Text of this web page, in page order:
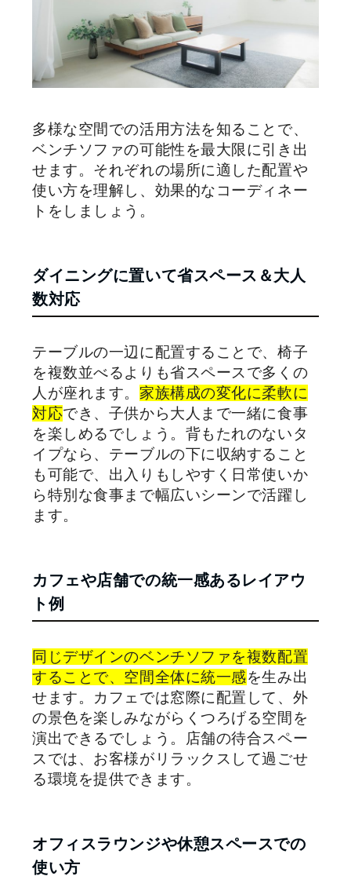
多様な空間での活用方法を知ることで、
ベンチソファの可能性を最大限に引き出
せます。それぞれの場所に適した配置や
使い方を理解し、効果的なコーディネー
トをしましょう。
ダイニングに置いて省スペース＆大人
数対応
テーブルの一辺に配置することで、椅子
を複数並べるよりも省スペースで多くの
人が座れます。 家族構成の変化に柔軟に
対応でき、子供から大人まで一緒に食事
を楽しめるでしょう。背もたれのないタ
イプなら、テーブルの下に収納すること
も可能で、出入りもしやすく日常使いか
ら特別な食事まで幅広いシーンで活躍し
ます。
カフェや店舗での統一感あるレイアウ
ト例
同じデザインのベンチソファを複数配置
することで、空間全体に統一感を生み出
せます。カフェでは窓際に配置して、外
の景色を楽しみながらくつろげる空間を
演出できるでしょう。店舗の待合スペー
スでは、お客様がリラックスして過ごせ
る環境を提供できます。
オフィスラウンジや休憩スペースでの
使い方